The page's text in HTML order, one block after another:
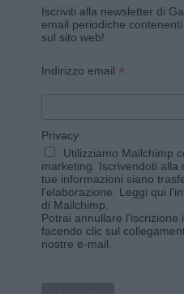
Iscriviti alla newsletter di
email periodiche
sul sito web!
Indirizzo email *
Privacy
Utilizziamo Mailchimp
marketing. Iscrivendoti alla
tue informazioni siano
l'elaborazione. Leggi qui
di Mailchimp
Potrai annullare l'iscrizione
facendo clic sul
nostre e-mail.